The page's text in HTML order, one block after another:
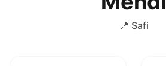
📍 Safi